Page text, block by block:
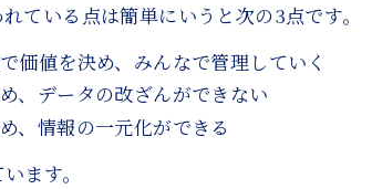
ている点は簡単にいうと次の3点です。
価値を決め、みんなで管理していく
、データの改ざんができない
、情報の一元化ができる
ます。